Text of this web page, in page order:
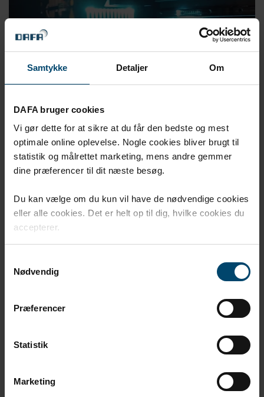
Samtykke Detaljer Om
DAFA bruger cookies
Vi gør dette for at sikre at du får den bedste og mest
optimale online oplevelse. Nogle cookies bliver brugt til
statistik og målrettet marketing, mens andre gemmer
dine præferencer til dit næste besøg.
Du kan vælge om du kun vil have de nødvendige cookies
eller alle cookies. Det er helt op til dig, hvilke cookies du
accepterer.
Nødvendig
Præferencer
Statistik
Marketing
3D print
3D printede prototyper på få timer reducerer time to
market og styrker din konkurrenceevne.
DAFA Blade Protection Kit - optimal beskyttelse og
synlighed af vindmøllevingen under transport.